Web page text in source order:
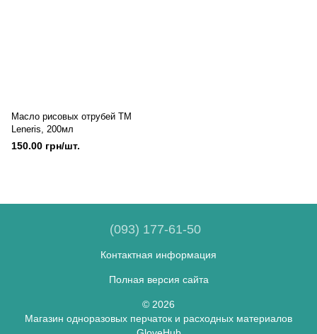
Масло рисовых отрубей TM
Leneris, 200мл
150.00 грн/шт.
(093) 177-61-50
Контактная информация
Полная версия сайта
© 2026
Магазин одноразовых перчаток и расходных материалов